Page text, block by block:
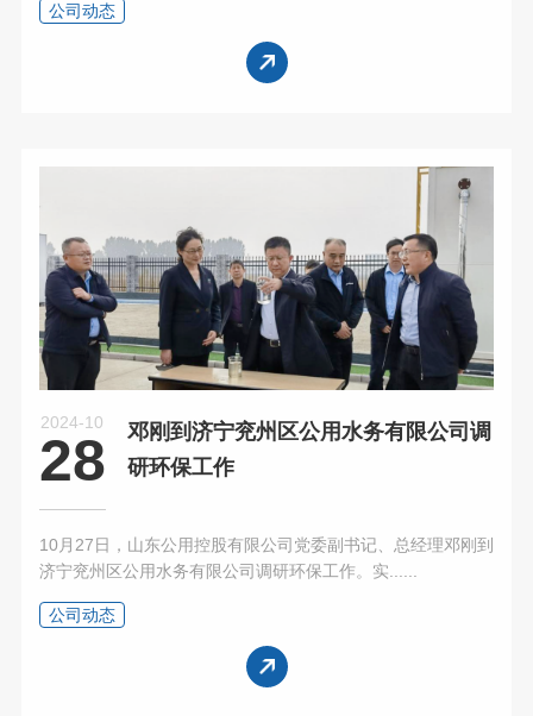
公司动态
2024-10
28
邓刚到济宁兖州区公用水务有限公司调
研环保工作
10月27日，山东公用控股有限公司党委副书记、总经理邓刚到
济宁兖州区公用水务有限公司调研环保工作。实......
公司动态